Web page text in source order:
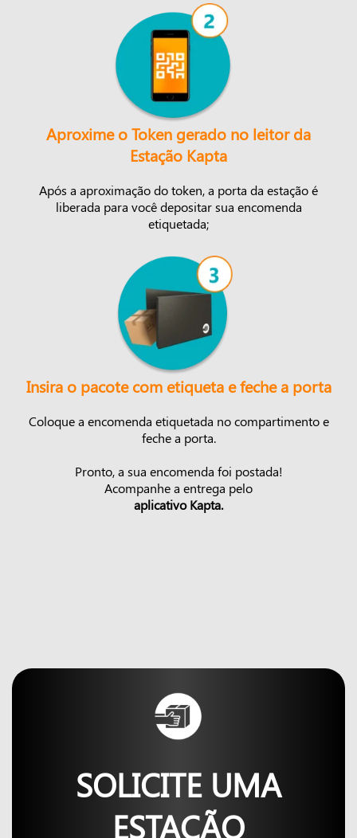
Aproxime o Token gerado no leitor da
Estação Kapta
Após a aproximação do token, a porta da estação é
liberada para você depositar sua encomenda
etiquetada;
Insira o pacote com etiqueta e feche a porta
Coloque a encomenda etiquetada no compartimento e
feche a porta.
Pronto, a sua encomenda foi postada!
Acompanhe a entrega pelo
aplicativo Kapta.
SOLICITE UMA
ESTAÇÃO